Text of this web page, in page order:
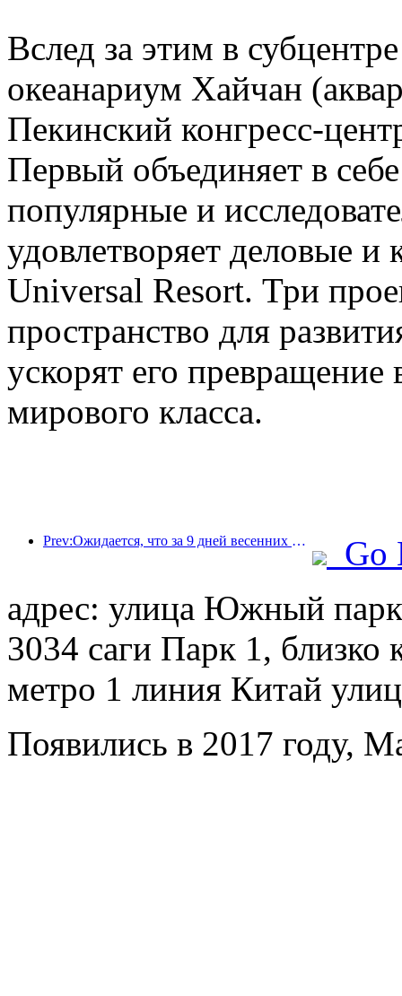
Вслед за этим в
океанариум Хайчан
Пекинский конгресс-
Первый объединяет в
популярные и
удовлетворяет деловые и
Universal Resort. Три
пространство для
ускорят его превращение
мирового класса.
Prev:Ожидается, что за 9 дней весенних праздников более 18 миллионов человек совершат поездки в страну и из страны.
Go
адрес: улица Южный
3034 саги Парк 1,
метро 1 линия Китай
Появились в 2017 году,